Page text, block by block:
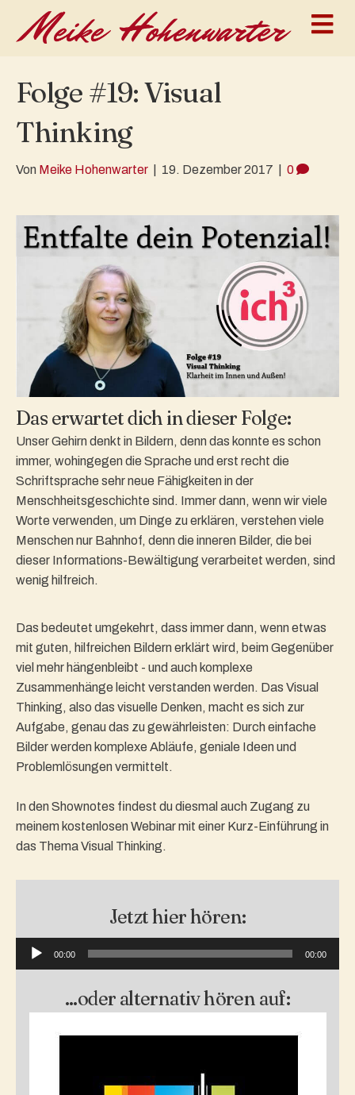
Folge #19: Visual
Thinking
Von Meike Hohenwarter 19. Dezember 2017 0
Das erwartet dich in dieser Folge:
Unser Gehirn denkt in Bildern, denn das konnte es schon
immer, wohingegen die Sprache und erst recht die
Schriftsprache sehr neue Fähigkeiten in der
Menschheitsgeschichte sind. Immer dann, wenn wir viele
Worte verwenden, um Dinge zu erklären, verstehen viele
Menschen nur Bahnhof, denn die inneren Bilder, die bei
dieser Informations-Bewältigung verarbeitet werden, sind
wenig hilfreich.
Das bedeutet umgekehrt, dass immer dann, wenn etwas
mit guten, hilfreichen Bildern erklärt wird, beim Gegenüber
viel mehr hängenbleibt - und auch komplexe
Zusammenhänge leicht verstanden werden. Das Visual
Thinking, also das visuelle Denken, macht es sich zur
Aufgabe, genau das zu gewährleisten: Durch einfache
Bilder werden komplexe Abläufe, geniale Ideen und
Problemlösungen vermittelt.
In den Shownotes findest du diesmal auch Zugang zu
meinem kostenlosen Webinar mit einer Kurz-Einführung in
das Thema Visual Thinking.
Jetzt hier hören:
Audio-
Player
00:00 00:00
...oder alternativ hören auf: